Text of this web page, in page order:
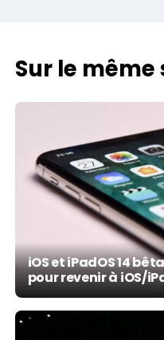
Sur le même
iOS et iPadOS 14
pour revenir à iOS/